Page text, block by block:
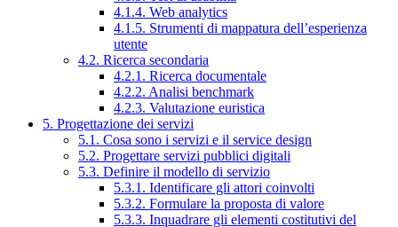
4.1.4. Web analytics
4.1.5. Strumenti di mappatura dell’esperienza
utente
4.2. Ricerca secondaria
4.2.1. Ricerca documentale
4.2.2. Analisi benchmark
4.2.3. Valutazione euristica
5. Progettazione dei servizi
5.1. Cosa sono i servizi e il service design
5.2. Progettare servizi pubblici digitali
5.3. Definire il modello di servizio
5.3.1. Identificare gli attori coinvolti
5.3.2. Formulare la proposta di valore
5.3.3. Inquadrare gli elementi costitutivi del